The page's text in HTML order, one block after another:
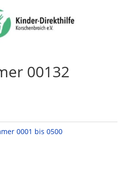
00132
0001 bis 0500